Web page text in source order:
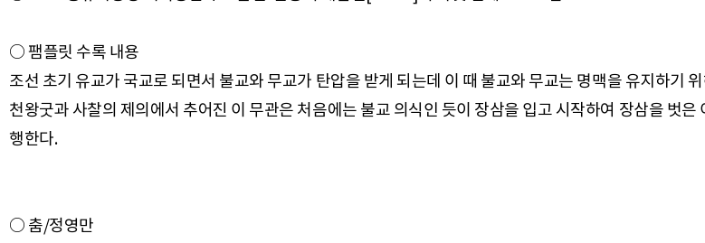
○ 팸플릿 수록 내용
조선 초기 유교가 국교로 되면서 불교와 무교가 탄압을 받게 되는데 이 때 불교와 무교는 명맥을 유지하기
천왕굿과 사찰의 제의에서 추어진 이 무관은 처음에는 불교 의식인 듯이 장삼을 입고 시작하여 장삼을 벗
행한다.
○ 춤/정영만